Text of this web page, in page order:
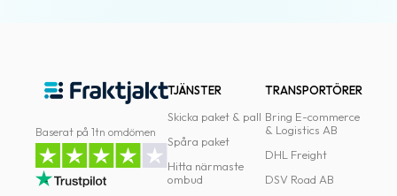
Baserat på 1tn omdömen
TJÄNSTER
Skicka paket & pall
Spåra paket
Hitta närmaste
ombud
TRANSPORTÖRER
Bring E-commerce
& Logistics AB
DHL Freight
DSV Road AB